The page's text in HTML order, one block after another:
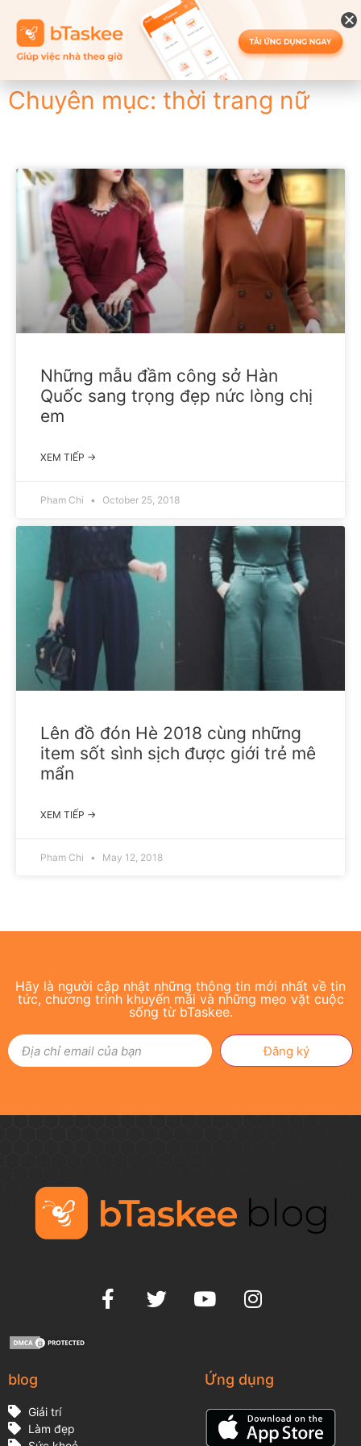
Chuyên mục: thời trang nữ
Những mẫu đầm công sở Hàn
Quốc sang trọng đẹp nức lòng chị
em
XEM TIẾP →
Pham Chi October 25, 2018
Lên đồ đón Hè 2018 cùng những
item sốt sình sịch được giới trẻ mê
mẩn
XEM TIẾP →
Pham Chi May 12, 2018
Hãy là người cập nhật những thông tin mới nhất về tin
tức, chương trình khuyến mãi và những mẹo vặt cuộc
sống từ bTaskee.
Đăng ký
blog
Giải trí
Làm đẹp
Ứng dụng